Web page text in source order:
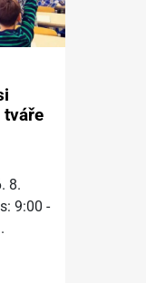
tváře
8.
9:00 -